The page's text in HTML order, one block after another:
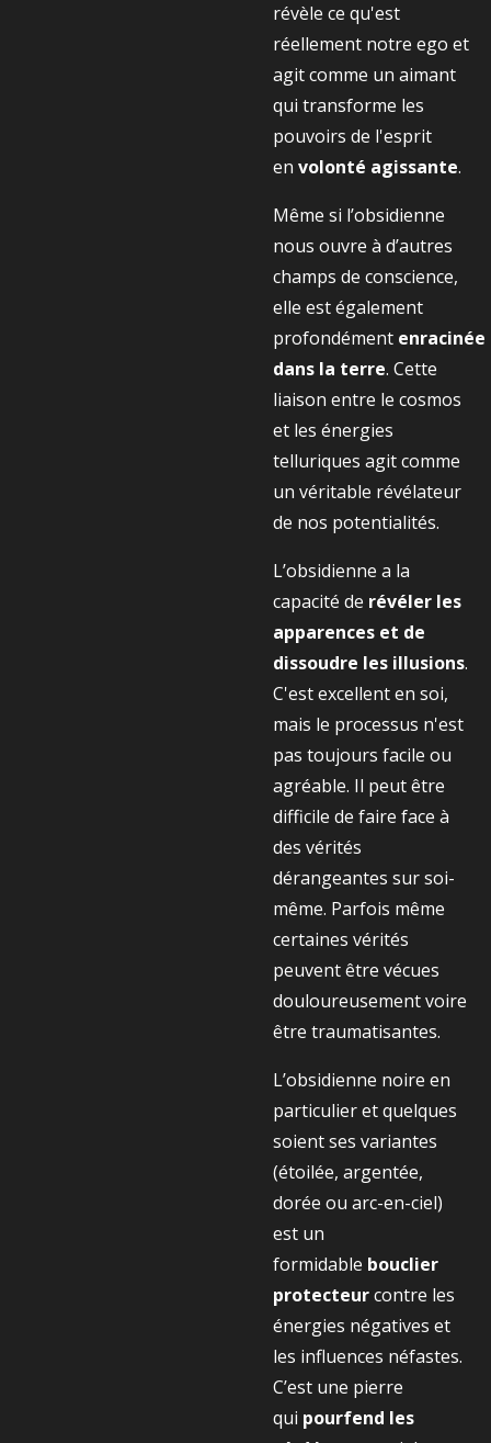
révèle ce qu'est
réellement notre ego et
agit comme un aimant
qui transforme les
pouvoirs de l'esprit
en volonté agissante.
Même si l’obsidienne
nous ouvre à d’autres
champs de conscience,
elle est également
profondément enracinée
dans la terre. Cette
liaison entre le cosmos
et les énergies
telluriques agit comme
un véritable révélateur
de nos potentialités.
L’obsidienne a la
capacité de révéler les
apparences et de
dissoudre les illusions.
C'est excellent en soi,
mais le processus n'est
pas toujours facile ou
agréable. Il peut être
difficile de faire face à
des vérités
dérangeantes sur soi-
même. Parfois même
certaines vérités
peuvent être vécues
douloureusement voire
être traumatisantes.
L’obsidienne noire en
particulier et quelques
soient ses variantes
(étoilée, argentée,
dorée ou arc-en-ciel)
est un
formidable bouclier
protecteurcontre les
énergies négatives et
les influences néfastes.
C’est une pierre
qui pourfend les